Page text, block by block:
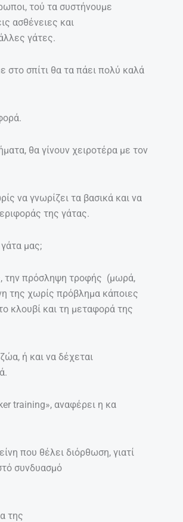
τού τα συστήνουμε
ασθένειες και
γάτες.
σπίτι θα τα πάει πολύ καλά
θα γίνουν χειροτέρα με τον
να γνωρίζει τα βασικά και να
της γάτας.
μας;
την πρόσληψη τροφής (μωρά,
της χωρίς πρόβλημα κάποιες
κλουβί και τη μεταφορά της
ή και να δέχεται
training», αναφέρει η κα
που θέλει διόρθωση, γιατί
συνδυασμό
της